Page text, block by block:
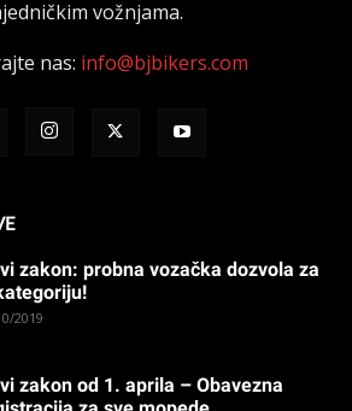
vožnjama.
nas: info@bjbikers.com
zakon: probna vozačka dozvola za
2019
zakon od 1. aprila – Obavezna